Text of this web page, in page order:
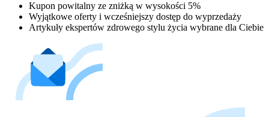
Kupon powitalny ze zniżką w wysokości 5%
Wyjątkowe oferty i wcześniejszy dostęp do wyprzedaży
Artykuły ekspertów zdrowego stylu życia wybrane dla Ciebie